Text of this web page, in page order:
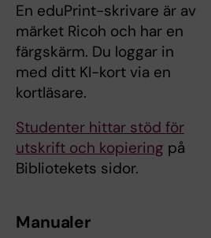
En eduPrint-skrivare är av
märket Ricoh och har en
färgskärm. Du loggar in
med ditt KI-kort via en
kortläsare.
Studenter hittar stöd för
utskrift och kopiering på
Bibliotekets sidor.
Manualer